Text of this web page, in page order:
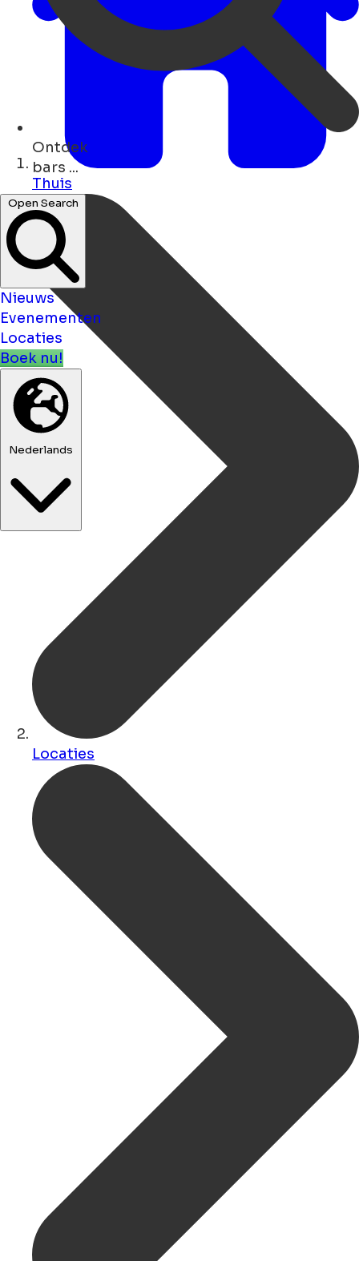
Ontdek
winkels ...
Open Search
Nieuws
Evenementen
Locaties
Boek nu!
Nederlands
Thuis
Locaties